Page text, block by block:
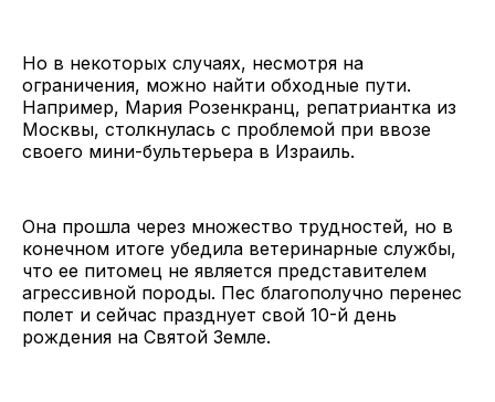
Но в некоторых случаях, несмотря на
ограничения, можно найти обходные пути.
Например, Мария Розенкранц, репатриантка из
Москвы, столкнулась с проблемой при ввозе
своего мини-бультерьера в Израиль.
Она прошла через множество трудностей, но в
конечном итоге убедила ветеринарные службы,
что ее питомец не является представителем
агрессивной породы. Пес благополучно перенес
полет и сейчас празднует свой 10-й день
рождения на Святой Земле.